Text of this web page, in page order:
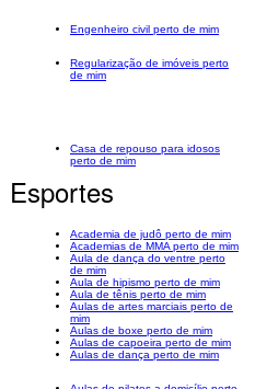
Engenheiro civil perto de mim
Regularização de imóveis perto
de mim
Casa de repouso para idosos
perto de mim
Esportes
Academia de judô perto de mim
Academias de MMA perto de mim
Aula de dança do ventre perto
de mim
Aula de hipismo perto de mim
Aula de tênis perto de mim
Aulas de artes marciais perto de
mim
Aulas de boxe perto de mim
Aulas de capoeira perto de mim
Aulas de dança perto de mim